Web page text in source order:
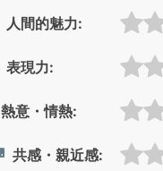
人間的魅力:
表現力:
熱意・情熱:
共感・親近感: